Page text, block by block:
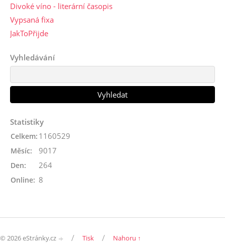
Divoké víno - literární časopis
Vypsaná fixa
JakToPřijde
Vyhledávání
Statistiky
Online: 8
Celkem: 1160529
Měsíc: 9017
Den: 264
© 2026 eStránky.cz / Tisk / Nahoru ↑